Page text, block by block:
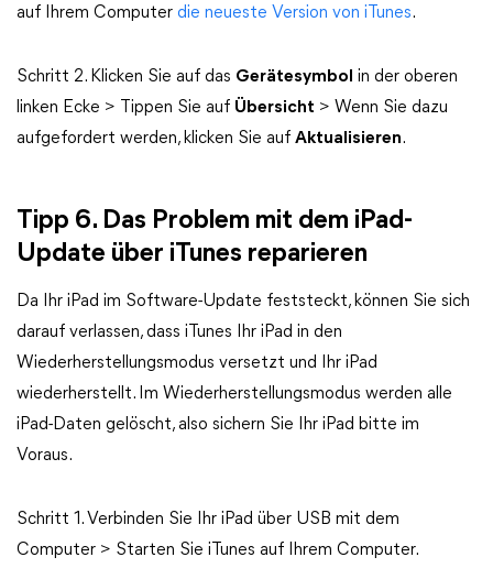
auf Ihrem Computer die neueste Version von iTunes.
Schritt 2. Klicken Sie auf das Gerätesymbol in der oberen
linken Ecke > Tippen Sie auf Übersicht > Wenn Sie dazu
aufgefordert werden, klicken Sie auf Aktualisieren.
Tipp 6. Das Problem mit dem iPad-
Update über iTunes reparieren
Da Ihr iPad im Software-Update feststeckt, können Sie sich
darauf verlassen, dass iTunes Ihr iPad in den
Wiederherstellungsmodus versetzt und Ihr iPad
wiederherstellt. Im Wiederherstellungsmodus werden alle
iPad-Daten gelöscht, also sichern Sie Ihr iPad bitte im
Voraus.
Schritt 1. Verbinden Sie Ihr iPad über USB mit dem
Computer > Starten Sie iTunes auf Ihrem Computer.